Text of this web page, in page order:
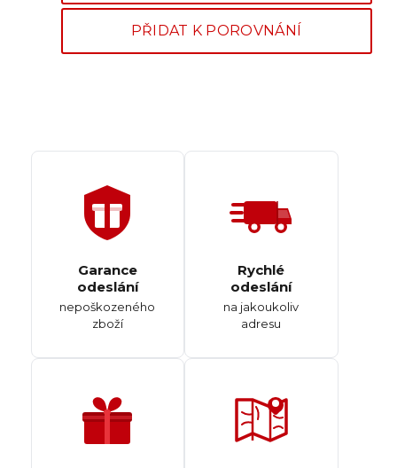
PŘIDAT K POROVNÁNÍ
Garance
odeslání
nepoškozeného
zboží
Rychlé
odeslání
na jakoukoliv
adresu